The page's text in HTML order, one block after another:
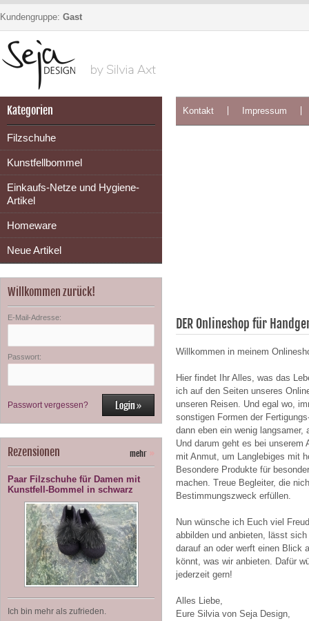
Kundengruppe: Gast
Kategorien
Filzschuhe
Kunstfellbommel
Einkaufs-Netze und Hygiene-
Artikel
Homeware
Neue Artikel
Willkommen zurück!
E-Mail-Adresse:
Passwort:
Passwort vergessen?
Rezensionen mehr
Paar Filzschuhe für Damen mit
Kunstfell-Bommel in schwarz
Ich bin mehr als zufrieden.
Kontakt Impressum
DER Onlineshop für
Willkommen in meinem
Hier findet Ihr Alles, was das
ich auf den Seiten unseres
unseren Reisen. Und egal wo,
sonstigen Formen der
dann eben ein wenig
Und darum geht es bei
mit Anmut, um Langlebiges mit
Besondere Produkte für
machen. Treue Begleiter, die
Bestimmungszweck erfüllen.
Nun wünsche ich Euch viel
abbilden und anbieten, lässt
darauf an oder werft einen Blick
könnt, was wir anbieten. Dafür
jederzeit gern!
Alles Liebe,
Eure Silvia von Seja Design,